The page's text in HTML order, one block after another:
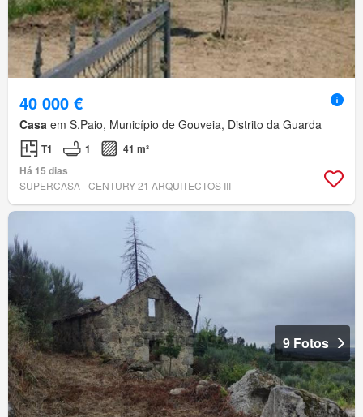
40 000 €
Casa em S.Paio, Município de Gouveia, Distrito da Guarda
T1 1
41 m²
Há 15 dias
SUPERCASA - CENTURY 21 ARQUITECTOS III
9 Fotos